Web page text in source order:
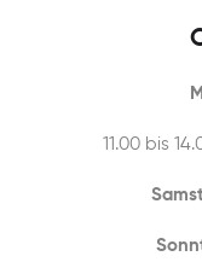
11.00 bis